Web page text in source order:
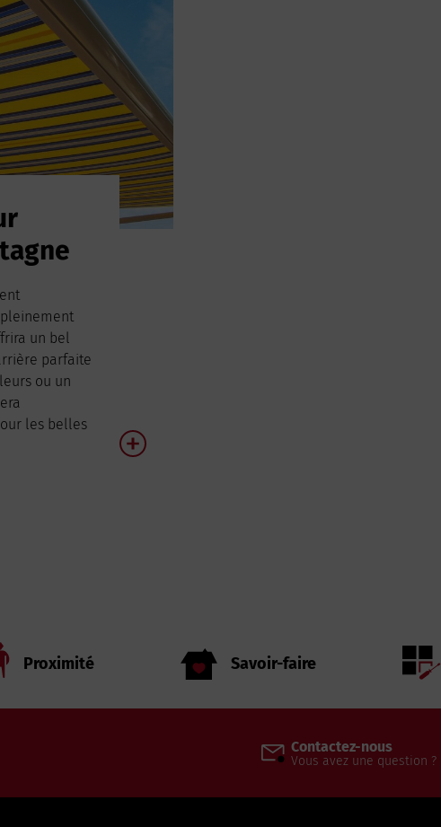
un bel
parfaite
ou un
les belles
Proximité Savoir-faire
Contactez-nous
Vous avez une question ?